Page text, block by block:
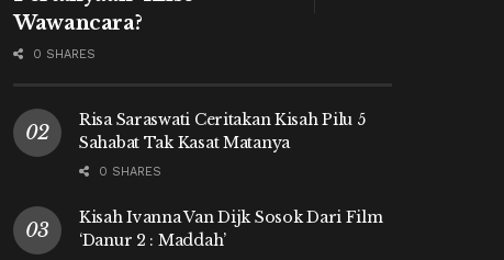
Wawancara?
0 SHARES
Risa Saraswati Ceritakan Kisah Pilu 5
Sahabat Tak Kasat Matanya
0 SHARES
Kisah Ivanna Van Dijk Sosok Dari Film
‘Danur 2 : Maddah’